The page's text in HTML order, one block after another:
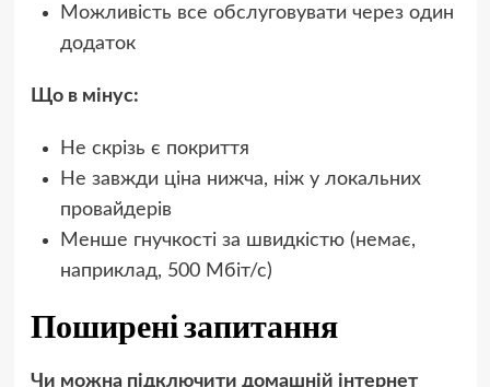
Можливість все обслуговувати через один
додаток
Що в мінус:
Не скрізь є покриття
Не завжди ціна нижча, ніж у локальних
провайдерів
Менше гнучкості за швидкістю (немає,
наприклад, 500 Мбіт/с)
Поширені запитання
Чи можна підключити домашній інтернет